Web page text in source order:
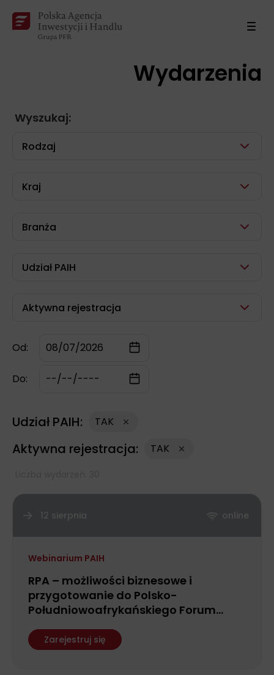
Wydarzenia
Wyszukaj:
Rodzaj
Kraj
Branża
Udział PAIH
Aktywna rejestracja
Od:
Do:
Udział PAIH: TAK
Aktywna rejestracja: TAK
12 sierpnia online
Webinarium PAIH
RPA – możliwości biznesowe i
przygotowanie do Polsko-
Południowoafrykańskiego Forum
Zarejestruj się